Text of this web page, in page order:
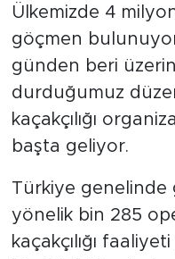
Ülkemizde 4
göçmen
günden beri
durduğumuz
kaçakçılığı
başta geliyor.
Türkiye genelinde
yönelik bin 285
kaçakçılığı